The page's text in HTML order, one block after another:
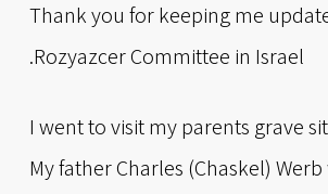
Thank you for keeping me
Rozyazcer Committee in Israel.
I went to visit my parents grave
My father Charles (Chaskel)